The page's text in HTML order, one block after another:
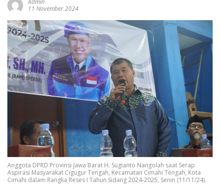
Admin
11 November 2024
Anggota DPRD Provinsi Jawa Barat H. Sugianto Nangolah saat Serap
Aspirasi Masyarakat Cigugur Tengah, Kecamatan Cimahi Tengah, Kota
Cimahi dalam Rangka Reses I Tahun Sidang 2024-2025, Senin (11/11/24).